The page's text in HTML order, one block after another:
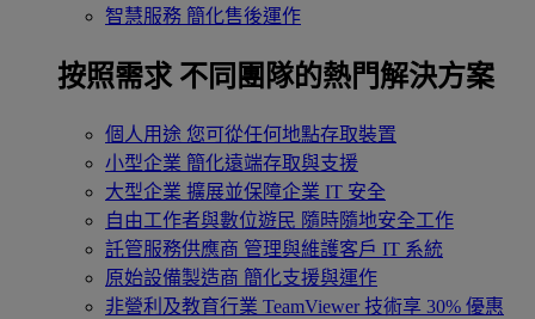
智慧服務 簡化售後運作
按照需求 不同團隊的熱門解決方案
個人用途 您可從任何地點存取裝置
小型企業 簡化遠端存取與支援
大型企業 擴展並保障企業 IT 安全
自由工作者與數位遊民 隨時隨地安全工作
託管服務供應商 管理與維護客戶 IT 系統
原始設備製造商 簡化支援與運作
非營利及教育行業 TeamViewer 技術享 30% 優惠